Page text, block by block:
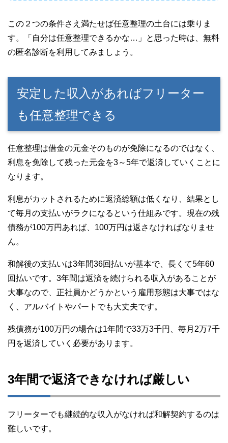
この２つの条件さえ満たせば任意整理の土台には乗りま
す。「自分は任意整理できるかな…」と思った時は、無料
の匿名診断を利用してみましょう。
安定した収入があればフリーター
も任意整理できる
任意整理は借金の元金そのものが免除になるのではなく、
利息を免除して残った元金を3～5年で返済していくことに
なります。
利息がカットされるために返済総額は低くなり、結果とし
て毎月の支払いがラクになるという仕組みです。現在の残
債務が100万円あれば、100万円は返さなければなりませ
ん。
和解後の支払いは3年間36回払いが基本で、長くて5年60
回払いです。3年間は返済を続けられる収入があることが
大事なので、正社員かどうかという雇用形態は大事ではな
く、アルバイトやパートでも大丈夫です。
残債務が100万円の場合は1年間で33万3千円、毎月2万7千
円を返済していく必要があります。
3年間で返済できなければ厳しい
フリーターでも継続的な収入がなければ和解契約するのは
難しいです。